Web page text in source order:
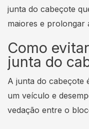
junta do cabeçote
maiores e prolongar
Como
junta do
A junta do cabeçote
um veículo e
vedação entre o